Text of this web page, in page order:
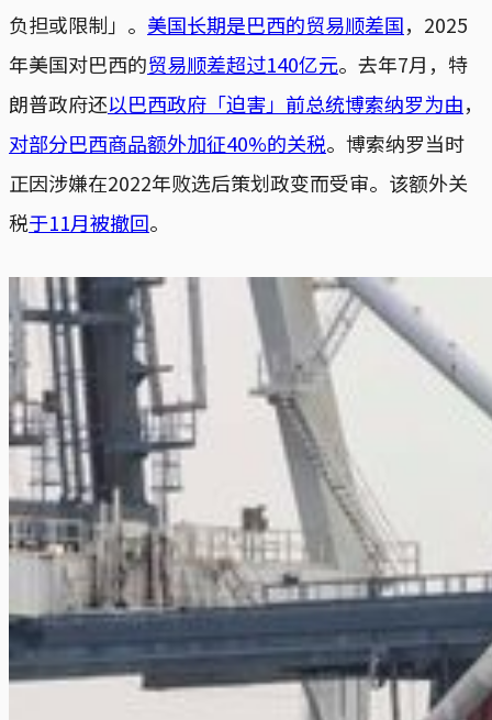
负担或限制」。 美国长期是巴西的贸易顺差国，2025
年美国对巴西的贸易顺差超过140亿元。去年7月，特
朗普政府还以巴西政府「迫害」前总统博索纳罗为由，
对部分巴西商品额外加征40%的关税。博索纳罗当时
正因涉嫌在2022年败选后策划政变而受审。该额外关
税于11月被撤回。